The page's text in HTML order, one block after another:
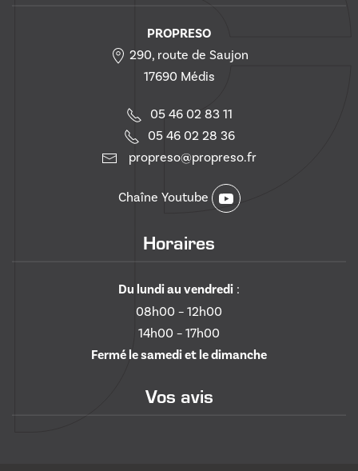
PROPRESO
290, route de Saujon
17690 Médis
05 46 02 83 11
05 46 02 28 36
propreso@propreso.fr
Chaîne Youtube
Horaires
Du lundi au vendredi :
08h00 – 12h00
14h00 – 17h00
Fermé le samedi et le dimanche
Vos avis